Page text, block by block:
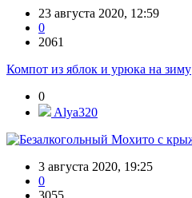
23 августа 2020, 12:59
0
2061
Компот из яблок и урюка на зиму
0
Alya320
3 августа 2020, 19:25
0
3055